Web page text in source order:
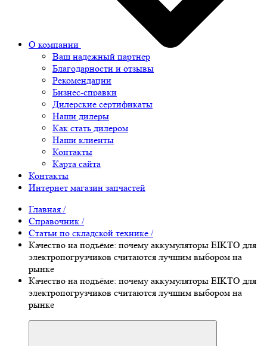
О компании
Ваш надежный партнер
Благодарности и отзывы
Рекомендации
Бизнес-справки
Дилерские сертификаты
Наши дилеры
Как стать дилером
Наши клиенты
Контакты
Карта сайта
Контакты
Интернет магазин запчастей
Главная /
Справочник /
Статьи по складской технике /
Качество на подъёме: почему аккумуляторы EIKTO для
электропогрузчиков считаются лучшим выбором на
рынке
Качество на подъёме: почему аккумуляторы EIKTO для
электропогрузчиков считаются лучшим выбором на
рынке